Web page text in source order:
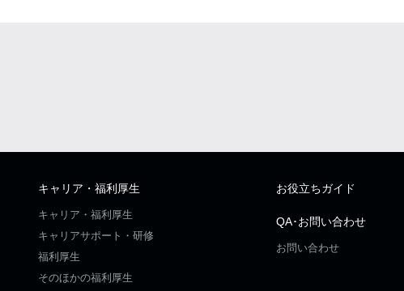
キャリア・福利厚生
キャリア・福利厚生
キャリアサポート・研修
福利厚生
そのほかの福利厚生
お役立ちガイド
QA･お問い合わせ
お問い合わせ